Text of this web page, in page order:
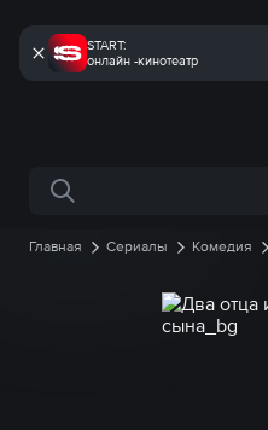
START:
онлайн -кинотеатр
Поиск по сайту
Главная Сериалы Комедия